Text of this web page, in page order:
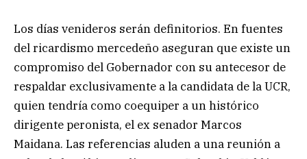
Los días venideros serán definitorios. En fuentes
del ricardismo mercedeño aseguran que existe un
compromiso del Gobernador con su antecesor de
respaldar exclusivamente a la candidata de la UCR,
quien tendría como coequiper a un histórico
dirigente peronista, el ex senador Marcos
Maidana. Las referencias aluden a una reunión a